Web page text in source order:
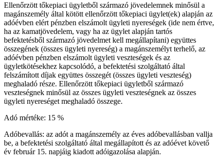
Ellenőrzött tőkepiaci ügyletből származó jövedelemnek minősül a
magánszemély által kötött ellenőrzött tőkepiaci ügylet(ek) alapján az
adóévben elért pénzben elszámolt ügyleti nyereségek (ide nem értve,
ha az kamatjövedelem, vagy ha az ügylet alapján tartós
befektetésből származó jövedelmet kell megállapítani) együttes
összegének (összes ügyleti nyereség) a magánszemélyt terhelő, az
adóévben pénzben elszámolt ügyleti veszteségek és az
ügyletkötésekhez kapcsolódó, a befektetési szolgáltató által
felszámított díjak együttes összegét (összes ügyleti veszteség)
meghaladó része. Ellenőrzött tőkepiaci ügyletből származó
veszteségnek minősül az összes ügyleti veszteségnek az összes
ügyleti nyereséget meghaladó összege.
Adó mértéke: 15 %
Adóbevallás: az adót a magánszemély az éves adóbevallásban vallja
be, a befektetési szolgáltató által megállapított és az adóévet követő
év február 15. napjáig kiadott adóigazolása alapján.